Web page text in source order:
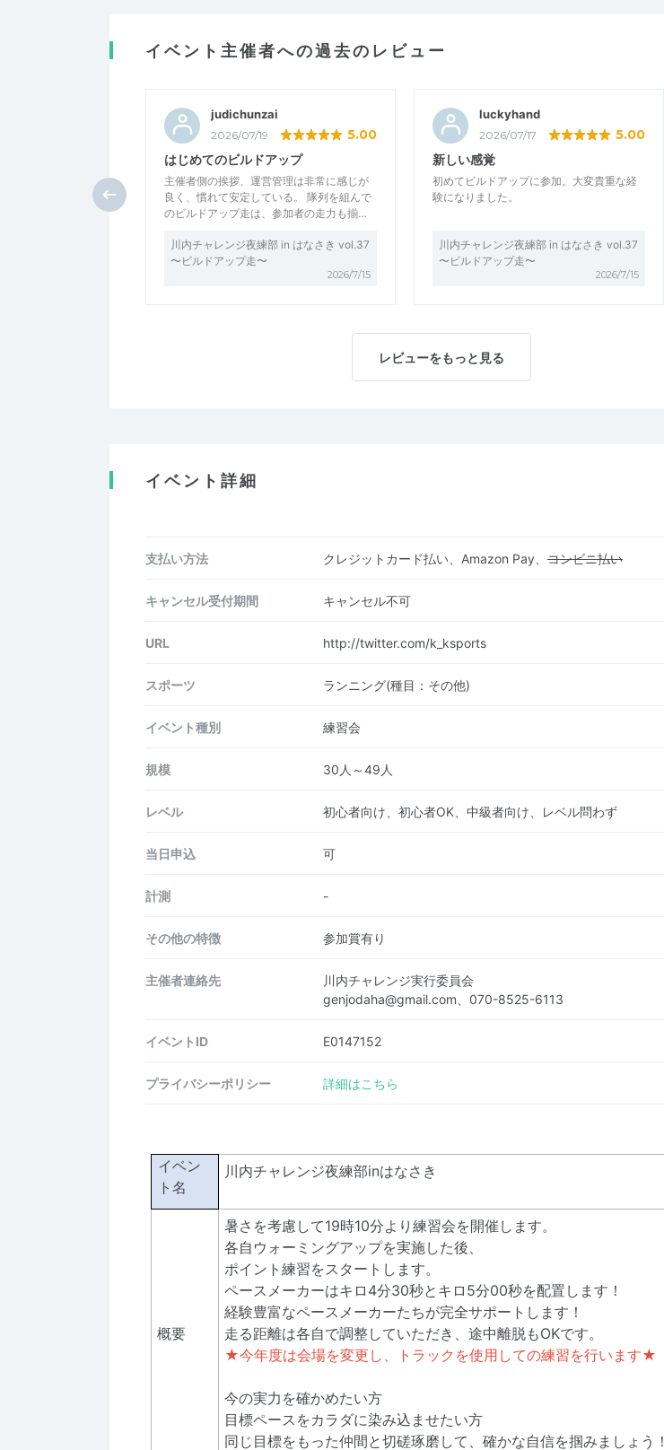
イベント主催者への過去のレビュー
judichunzai
2026/07/19 5.00
はじめてのビルドアップ
主催者側の挨拶、運営管理は非常に感じが
良く、慣れて安定している。 隊列を組んで
のビルドアップ走は、参加者の走力も揃…
川内チャレンジ夜練部 in はなさき vol.37
〜ビルドアップ走〜
2026/7/15
luckyhand
2026/07/17 5.00
新しい感覚
初めてビルドアップに参加。大変貴重な経
験になりました。
川内チャレンジ夜練部 in はなさき vol.37
〜ビルドアップ走〜
2026/7/15
レビューをもっと見る
イベント詳細
支払い方法 クレジットカード払い、Amazon Pay、 コンビニ払い
キャンセル受付期間 キャンセル不可
URL http://twitter.com/k_ksports
スポーツ ランニング(種目：その他)
イベント種別 練習会
規模 30人～49人
レベル 初心者向け、初心者OK、中級者向け、レベル問わず
当日申込 可
計測 -
その他の特徴 参加賞有り
主催者連絡先
川内チャレンジ実行委員会
genjodaha@gmail.com、070-8525-6113
イベントID E0147152
プライバシーポリシー 詳細はこちら
イベン
ト名
川内チャレンジ夜練部inはなさき
概要
暑さを考慮して19時10分より練習会を開催します。
各自ウォーミングアップを実施した後、
ポイント練習をスタートします。
ペースメーカーはキロ4分30秒とキロ5分00秒を配置します！
経験豊富なペースメーカーたちが完全サポートします！
走る距離は各自で調整していただき、途中離脱もOKです。
★今年度は会場を変更し、トラックを使用しての練習を行います★
今の実力を確かめたい方
目標ペースをカラダに染み込ませたい方
同じ目標をもった仲間と切磋琢磨して、確かな自信を掴みましょう！